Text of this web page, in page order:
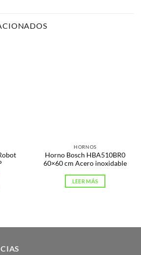
HORNOS
Horno Bosch HBA510BR0
60×60 cm Acero inoxidable
LEER MÁS